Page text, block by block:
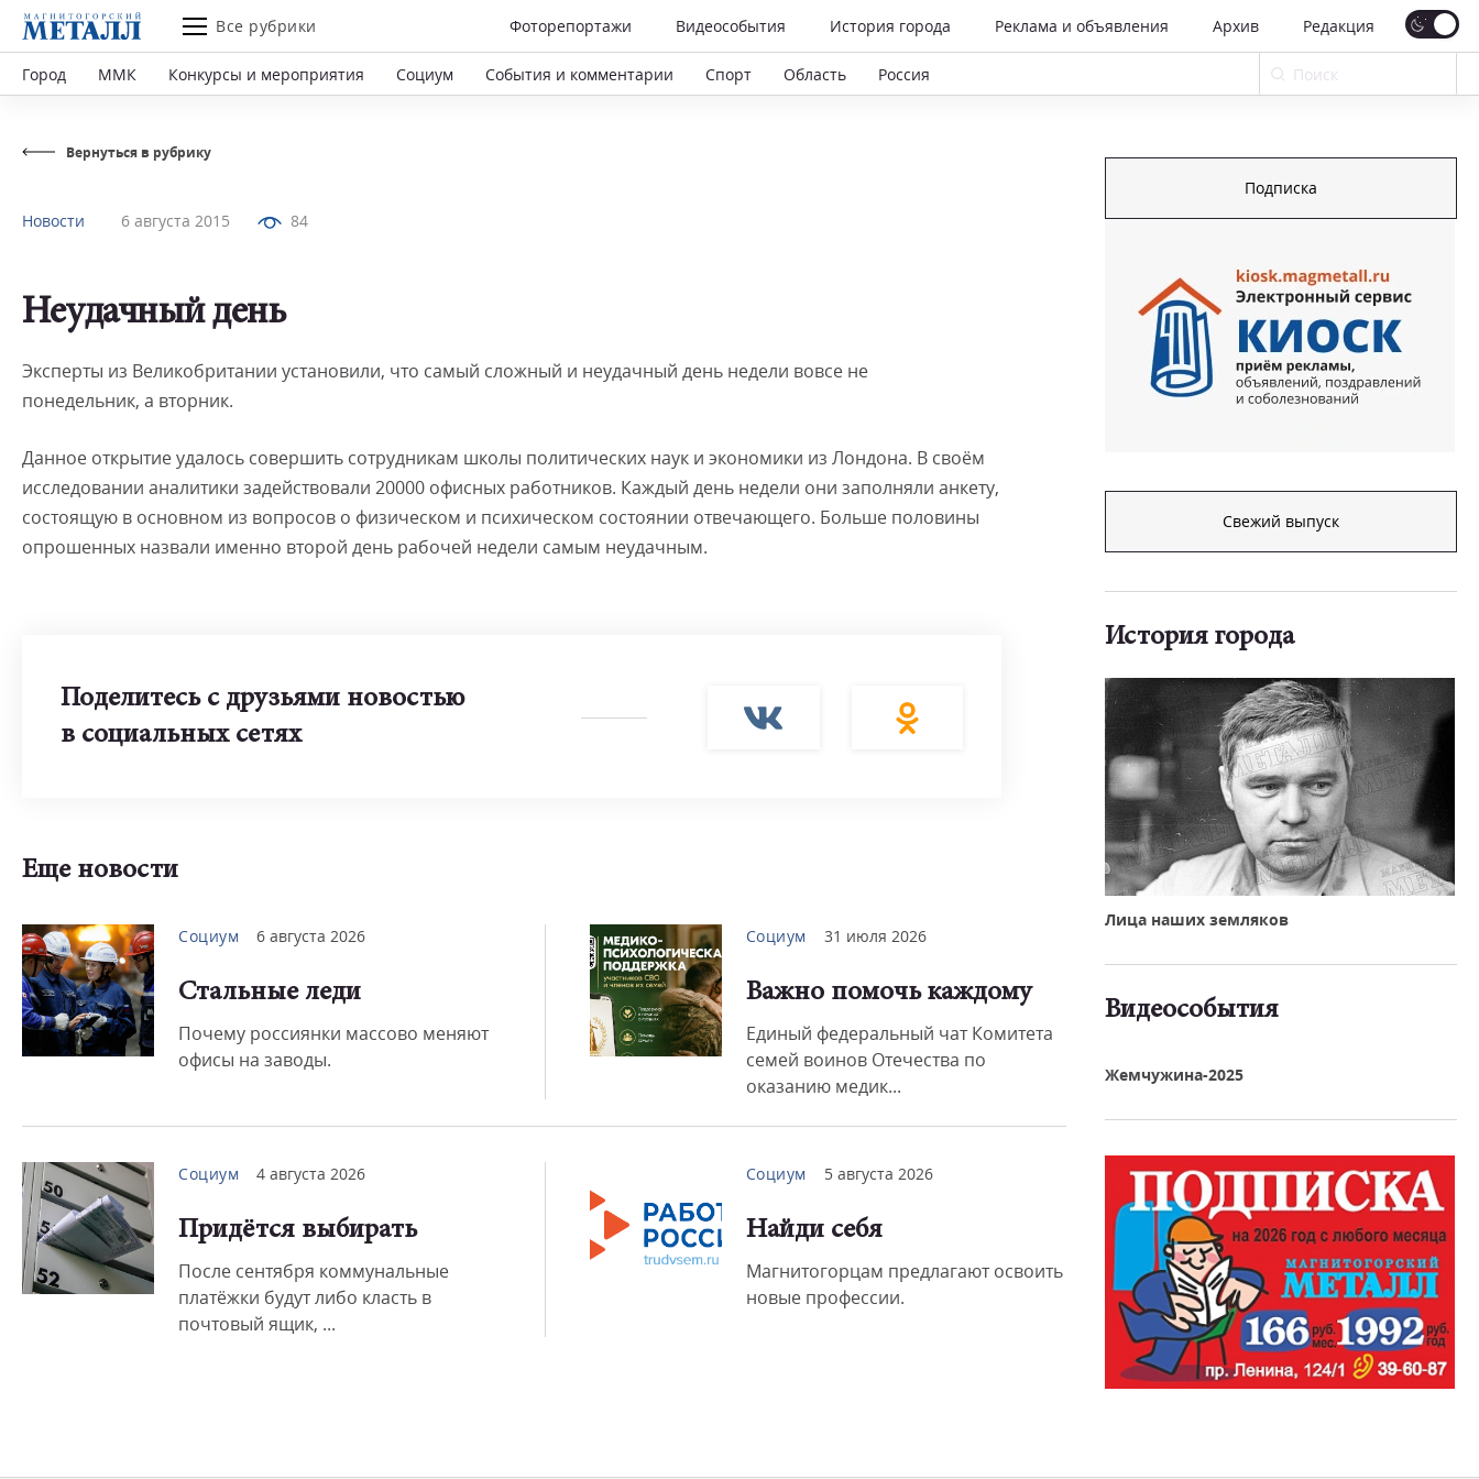
Все рубрики Фоторепортажи Видеособытия История города Реклама и объявления Архив Редакция
Город ММК Конкурсы и мероприятия Социум События и комментарии Спорт Область Россия
Вернуться в рубрику
Новости 6 августа 2015 84
Неудачный день
Эксперты из Великобритании установили, что самый сложный и неудачный день недели вовсе не
понедельник, а вторник.
Данное открытие удалось совершить сотрудникам школы политических наук и экономики из Лондона. В своём
исследовании аналитики задействовали 20000 офисных работников. Каждый день недели они заполняли анкету,
состоящую в основном из вопросов о физическом и психическом состоянии отвечающего. Больше половины
опрошенных назвали именно второй день рабочей недели самым неудачным.
Поделитесь с друзьями новостью
в социальных сетях
Еще новости
Социум 6 августа 2026
Стальные леди
Почему россиянки массово меняют
офисы на заводы.
Социум 31 июля 2026
Важно помочь каждому
Единый федеральный чат Комитета
семей воинов Отечества по
оказанию медик...
Социум 4 августа 2026
Придётся выбирать
После сентября коммунальные
платёжки будут либо класть в
почтовый ящик, ...
Социум 5 августа 2026
Найди себя
Магнитогорцам предлагают освоить
новые профессии.
Подписка
Свежий выпуск
История города
Лица наших земляков
Видеособытия
Жемчужина-2025